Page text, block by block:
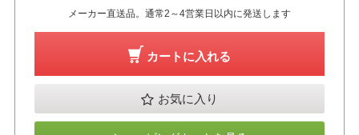
メーカー直送品。通常2～4営業日以内に発送します
カートに入れる
お気に入り